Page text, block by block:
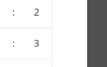
: 2
: 3